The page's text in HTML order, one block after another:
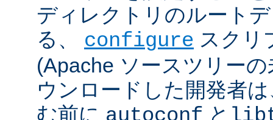
ディレクトリのルート
る、 configure スクリ
(Apache ソースツリー
ウンロードした開発者
む前に
と